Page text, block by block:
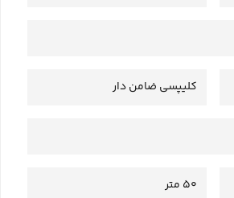
کلیپسی ضامن دار
50 متر